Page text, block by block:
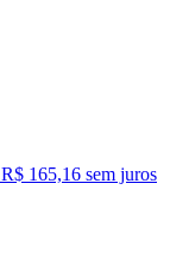
R$ 165,16 sem juros